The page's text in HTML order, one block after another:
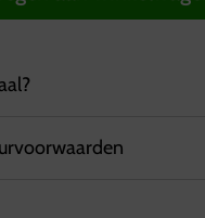
van 250 gram. Vanaf